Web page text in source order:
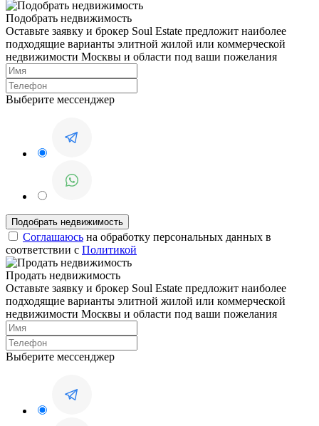
Подобрать недвижимость
Оставьте заявку и брокер Soul Estate предложит наиболее
подходящие варианты элитной жилой или коммерческой
недвижимости Москвы и области под ваши пожелания
Выберите мессенджер
Соглашаюсь на обработку персональных данных в
соответствии с Политикой
Продать недвижимость
Оставьте заявку и брокер Soul Estate предложит наиболее
подходящие варианты элитной жилой или коммерческой
недвижимости Москвы и области под ваши пожелания
Выберите мессенджер